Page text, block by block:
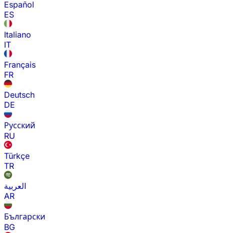
Español
ES
Italiano
IT
Français
FR
Deutsch
DE
Русский
RU
Türkçe
TR
العربية
AR
Български
BG